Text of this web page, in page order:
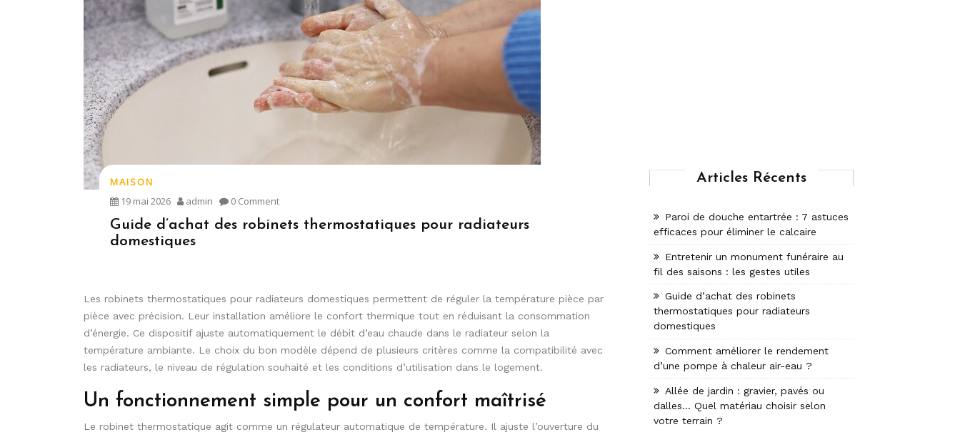
MAISON
19 mai 2026
admin 0 Comment
Guide d’achat des robinets thermostatiques pour radiateurs
domestiques
Les robinets thermostatiques pour radiateurs domestiques permettent de réguler la température pièce par
pièce avec précision. Leur installation améliore le confort thermique tout en réduisant la consommation
d’énergie. Ce dispositif ajuste automatiquement le débit d’eau chaude dans le radiateur selon la
température ambiante. Le choix du bon modèle dépend de plusieurs critères comme la compatibilité avec
les radiateurs, le niveau de régulation souhaité et les conditions d’utilisation dans le logement.
Un fonctionnement simple pour un confort maîtrisé
Le robinet thermostatique agit comme un régulateur automatique de température. Il ajuste l’ouverture du
Articles Récents
Paroi de douche entartrée : 7 astuces
efficaces pour éliminer le calcaire
Entretenir un monument funéraire au
fil des saisons : les gestes utiles
Guide d’achat des robinets
thermostatiques pour radiateurs
domestiques
Comment améliorer le rendement
d’une pompe à chaleur air-eau ?
Allée de jardin : gravier, pavés ou
dalles… Quel matériau choisir selon
votre terrain ?